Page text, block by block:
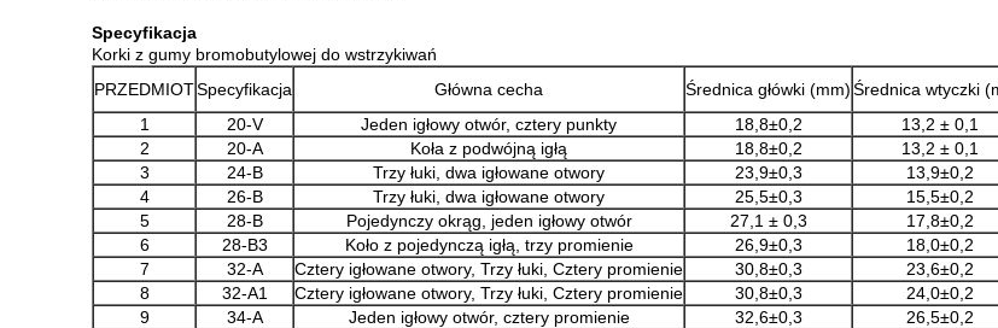
Specyfikacja
Korki z gumy bromobutylowej do wstrzykiwań
PRZEDMIOTSpecyfikacja Główna cecha Średnica główki (mm)Średnica wtyczki
1
20-V Jeden igłowy otwór, cztery punkty 18,8±0,2 13,2 ± 0,1
2
20-A Koła z podwójną igłą 18,8±0,2 13,2 ± 0,1
3
24-B Trzy łuki, dwa igłowane otwory 23,9±0,3 13,9±0,2
4
26-B Trzy łuki, dwa igłowane otwory 25,5±0,3 15,5±0,2
5
28-B Pojedynczy okrąg, jeden igłowy otwór 27,1 ± 0,3 17,8±0,2
6
28-B3 Koło z pojedynczą igłą, trzy promienie 26,9±0,3 18,0±0,2
7
32-A Cztery igłowane otwory, Trzy łuki, Cztery promienie 30,8±0,3 23,6±0,2
8
32-A1 Cztery igłowane otwory, Trzy łuki, Cztery promienie 30,8±0,3 24,0±0,2
9
34-A Jeden igłowy otwór, cztery promienie 32,6±0,3 26,5±0,2